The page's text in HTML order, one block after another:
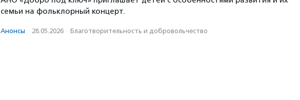
семьи на фольклорный концерт.
Анонсы · 28.05.2026 · Благотвори­тель­ность и доброволь­чест­во